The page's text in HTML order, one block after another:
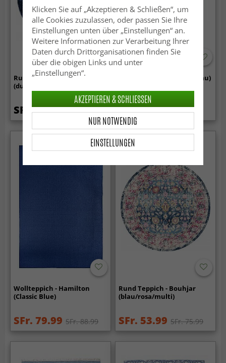
Runde Teppiche - Cosy
(dunkelblau)
SFr. 26.99
Flickenteppich - Vinga (blau)
SFr. 21.99
Wollteppich - Hamilton
(Classic Blue)
SFr. 79.99 SFr. 88.99
Rund Teppich - Bouhjar
(blau/rosa/multi)
SFr. 53.99 SFr. 75.99
Klicken Sie auf „Akzeptieren & Schließen“, um
alle Cookies zuzulassen, oder passen Sie Ihre
Einstellungen unten über „Einstellungen“ an.
Weitere Informationen zur Verarbeitung Ihrer
Daten durch Drittorganisationen finden Sie
über die obigen Links und unter
„Einstellungen“.
EINSTELLUNGEN
NUR NOTWENDIG
AKZEPTIEREN & SCHLIESSEN